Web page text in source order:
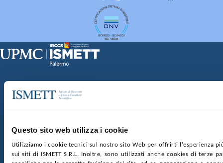
Questo sito web utilizza i cookie
Utilizziamo i cookie tecnici sul nostro sito Web per offrirti l'esperienza
sui siti di ISMETT S.R.L. Inoltre, sono utilizzati anche cookies di terze
Via Discesa dei Giudici 4 90133 Palermo
nr. REA PA-201818 P.I. 04544550827
SOCIETÀ TRASPARENTE WHISTLEBLOWING